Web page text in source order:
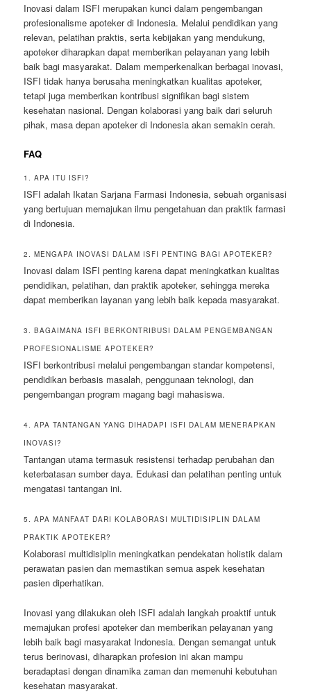
Inovasi dalam ISFI merupakan kunci dalam pengembangan
profesionalisme apoteker di Indonesia. Melalui pendidikan yang
relevan, pelatihan praktis, serta kebijakan yang mendukung,
apoteker diharapkan dapat memberikan pelayanan yang lebih
baik bagi masyarakat. Dalam memperkenalkan berbagai inovasi,
ISFI tidak hanya berusaha meningkatkan kualitas apoteker,
tetapi juga memberikan kontribusi signifikan bagi sistem
kesehatan nasional. Dengan kolaborasi yang baik dari seluruh
pihak, masa depan apoteker di Indonesia akan semakin cerah.
FAQ
1. APA ITU ISFI?
ISFI adalah Ikatan Sarjana Farmasi Indonesia, sebuah organisasi
yang bertujuan memajukan ilmu pengetahuan dan praktik farmasi
di Indonesia.
2. MENGAPA INOVASI DALAM ISFI PENTING BAGI APOTEKER?
Inovasi dalam ISFI penting karena dapat meningkatkan kualitas
pendidikan, pelatihan, dan praktik apoteker, sehingga mereka
dapat memberikan layanan yang lebih baik kepada masyarakat.
3. BAGAIMANA ISFI BERKONTRIBUSI DALAM PENGEMBANGAN
PROFESIONALISME APOTEKER?
ISFI berkontribusi melalui pengembangan standar kompetensi,
pendidikan berbasis masalah, penggunaan teknologi, dan
pengembangan program magang bagi mahasiswa.
4. APA TANTANGAN YANG DIHADAPI ISFI DALAM MENERAPKAN
INOVASI?
Tantangan utama termasuk resistensi terhadap perubahan dan
keterbatasan sumber daya. Edukasi dan pelatihan penting untuk
mengatasi tantangan ini.
5. APA MANFAAT DARI KOLABORASI MULTIDISIPLIN DALAM
PRAKTIK APOTEKER?
Kolaborasi multidisiplin meningkatkan pendekatan holistik dalam
perawatan pasien dan memastikan semua aspek kesehatan
pasien diperhatikan.
Inovasi yang dilakukan oleh ISFI adalah langkah proaktif untuk
memajukan profesi apoteker dan memberikan pelayanan yang
lebih baik bagi masyarakat Indonesia. Dengan semangat untuk
terus berinovasi, diharapkan profesion ini akan mampu
beradaptasi dengan dinamika zaman dan memenuhi kebutuhan
kesehatan masyarakat.